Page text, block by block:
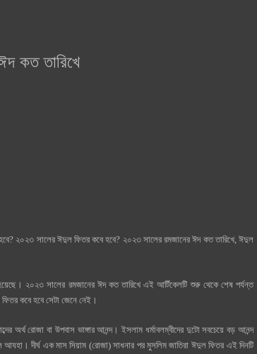
কত তারিখে
২০২৩ সালের ঈদুল ফিতর কবে হবে? ২০২৩ সালের রমজানের ঈদ কত তারিখে, ঈদুল
২০২৩ সালের রমজানের ঈদ কত তারিখে এই আর্টিকেলটি শুরু থেকে শেষ পর্যন্ত
কবে হবে সেটা জেনে নেই।
অর্থ রোজা বা উপবাস ভাঙ্গার আনন্দ। ইসলাম ধর্মাবলম্বীদের দুটো সবচেয়ে বড় আনন্দ
দীর্ঘ এক মাস সিয়াম (রোজা) সাধনার পর মুসলিম জাতিরা ঈদুল ফিতর এই দিনটি